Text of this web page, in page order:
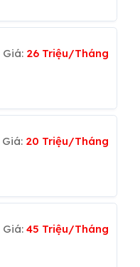
Giá: 26 Triệu/Tháng
Giá: 20 Triệu/Tháng
Giá:45 Triệu/Tháng